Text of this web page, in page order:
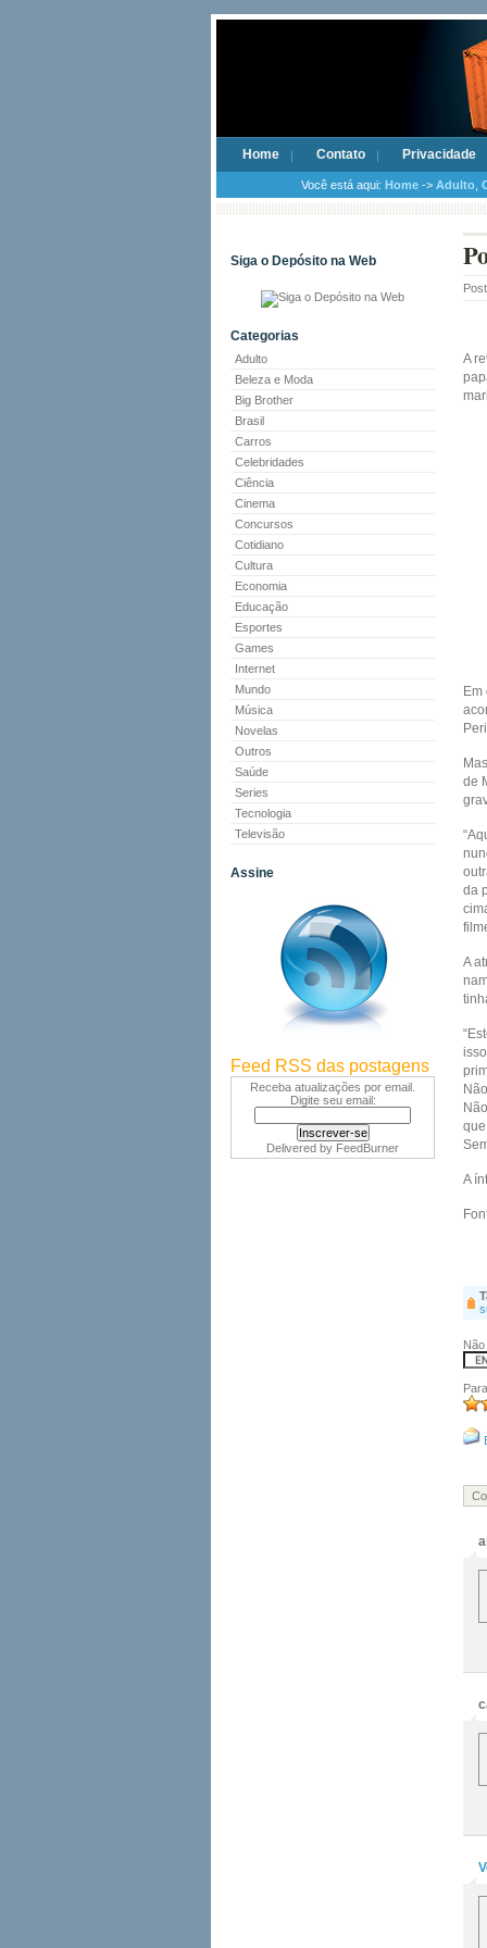
Home Contato Privacidade
Você está aqui: Home -> Adulto
Siga o Depósito na Web
Categorias
Adulto
Beleza e Moda
Big Brother
Brasil
Carros
Celebridades
Ciência
Cinema
Concursos
Cotidiano
Cultura
Economia
Educação
Esportes
Games
Internet
Mundo
Música
Novelas
Outros
Saúde
Series
Tecnologia
Televisão
Assine
Feed RSS das postagens
Receba atualizações por email.
Digite seu email:
Delivered by FeedBurner
A
de
da
A
A